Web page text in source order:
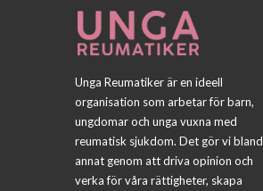
Unga Reumatiker är en ideell
organisation som arbetar för barn,
ungdomar och unga vuxna med
reumatisk sjukdom. Det gör vi bland
annat genom att driva opinion och
verka för våra rättigheter, skapa